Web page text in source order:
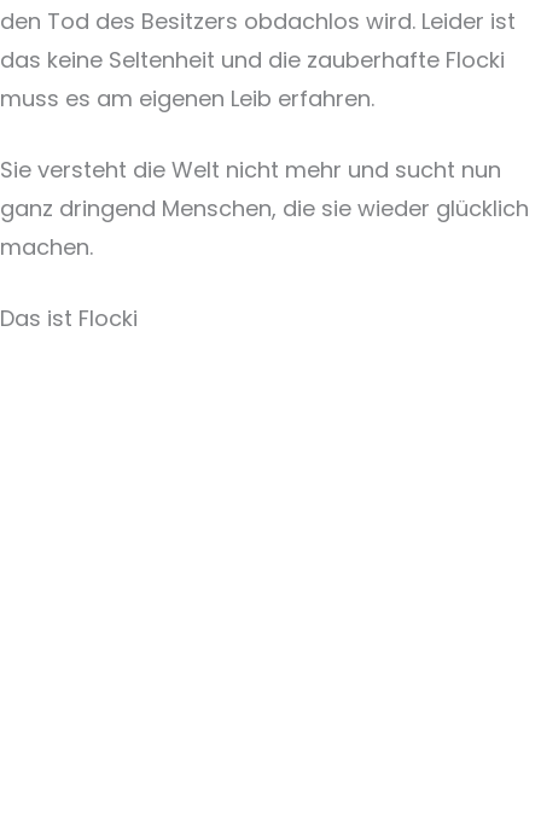
den Tod des Besitzers obdachlos wird. Leider ist
das keine Seltenheit und die zauberhafte Flocki
muss es am eigenen Leib erfahren.
Sie versteht die Welt nicht mehr und sucht nun
ganz dringend Menschen, die sie wieder glücklich
machen.
Das ist Flocki